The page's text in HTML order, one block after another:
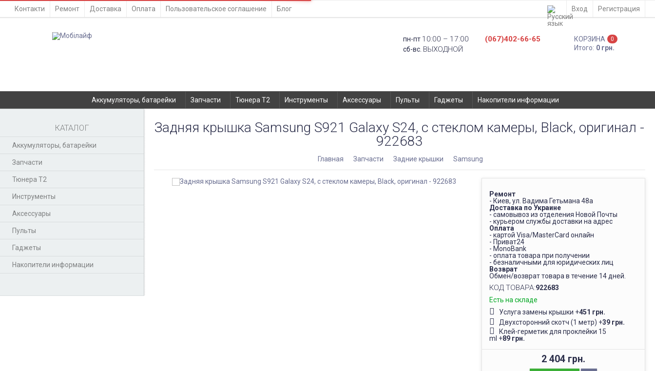
Контакти Ремонт Доставка Оплата Пользовательское соглашение Блог Вход Регистрация
пн-пт 10:00 – 17:00
сб-вс. ВЫХОДНОЙ
(067)402-66-65 КОРЗИНА 0
Итого: 0 грн.
Аккумуляторы, батарейки Запчасти Тюнера T2 Инструменты Аксессуары Пульты Гаджеты Накопители информации
КАТАЛОГ
Аккумуляторы, батарейки
Запчасти
Тюнера T2
Инструменты
Аксессуары
Пульты
Гаджеты
Накопители информации
Задняя крышка Samsung S921 Galaxy S24, с стеклом камеры, Black, оригинал -
922683
Главная Запчасти Задние крышки Samsung
Ремонт
- Киев, ул. Вадима Гетьмана 48а
Доставка по Украине
- самовывоз из отделения Новой Почты
- курьером службы доставки на адрес
Оплата
- картой Visa/MasterCard онлайн
- Приват24
- MonoBank
- оплата товара при получении
- безналичными для юридических лиц
Возврат
Обмен/возврат товара в течение 14 дней.
КОД ТОВАРА:922683
Есть на складе
Услуга замены крышки +451 грн.
Двухсторонний скотч (1 метр) +39 грн.
Клей-герметик для проклейки 15
ml +89 грн.
2 404 грн.